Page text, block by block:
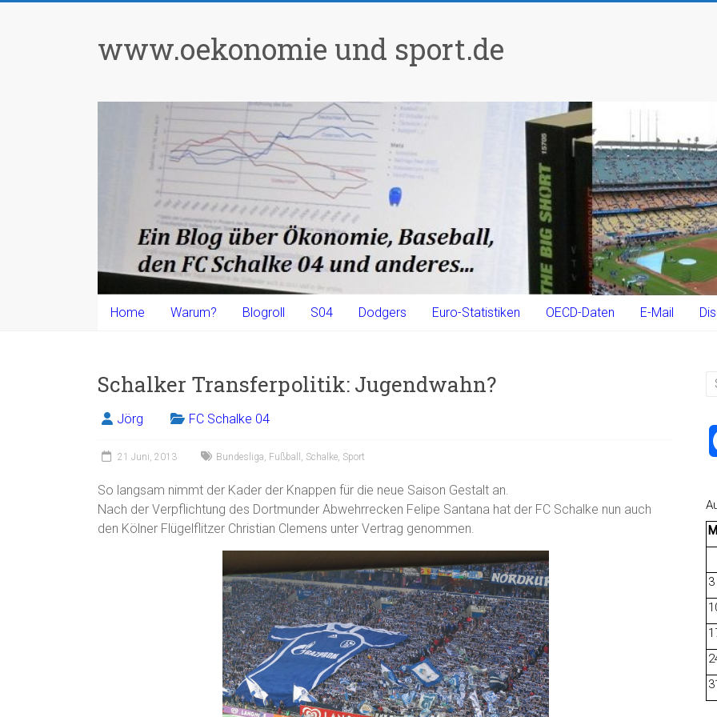
www.oekonomie und sport.de
Home Warum? Blogroll S04 Dodgers Euro-Statistiken OECD-Daten E-Mail
Schalker Transferpolitik: Jugendwahn?
Jörg FC Schalke 04
21 Juni, 2013 Bundesliga Fußball Schalke Sport
So langsam nimmt der Kader der Knappen für die neue Saison Gestalt an.
Nach der Verpflichtung des Dortmunder Abwehrrecken Felipe Santana hat der FC Schalke nun auch
den Kölner Flügelflitzer Christian Clemens unter Vertrag genommen.
M
3